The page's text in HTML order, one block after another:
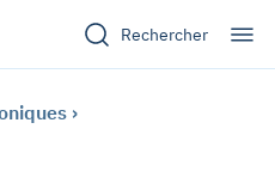
Rechercher